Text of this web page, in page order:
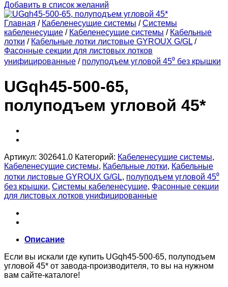
Добавить в список желаний
Главная / Кабеленесущие системы / Системы
кабеленесущие / Кабеленесущие системы / Кабельные
лотки / Кабельные лотки листовые GYROUX G/GL /
Фасонные секции для листовых лотков
унифицированные / полуподъем угловой 45⁰ без крышки
UGqh45-500-65,
полуподъем угловой 45*
Артикул: 302641.0 Категорий: Кабеленесущие системы,
Кабеленесущие системы, Кабельные лотки, Кабельные
лотки листовые GYROUX G/GL, полуподъем угловой 45⁰
без крышки, Системы кабеленесущие, Фасонные секции
для листовых лотков унифицированные
Описание
Если вы искали где купить UGqh45-500-65, полуподъем
угловой 45* от завода-производителя, то вы на нужном
вам сайте-каталоге!